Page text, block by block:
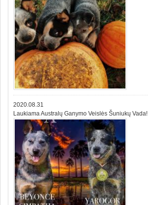
2020.08.31
Laukiama Australų Ganymo Veislės Šuniukų Vada!